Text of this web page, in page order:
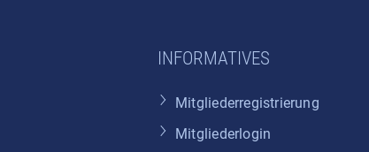
INFORMATIVES
Mitgliederregistrierung
Mitgliederlogin